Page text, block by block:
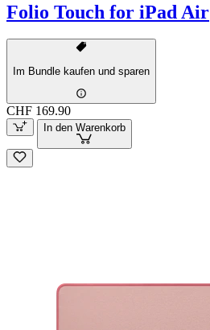
Folio Touch for iPad Air
Im Bundle kaufen und sparen
CHF 169.90
In den Warenkorb